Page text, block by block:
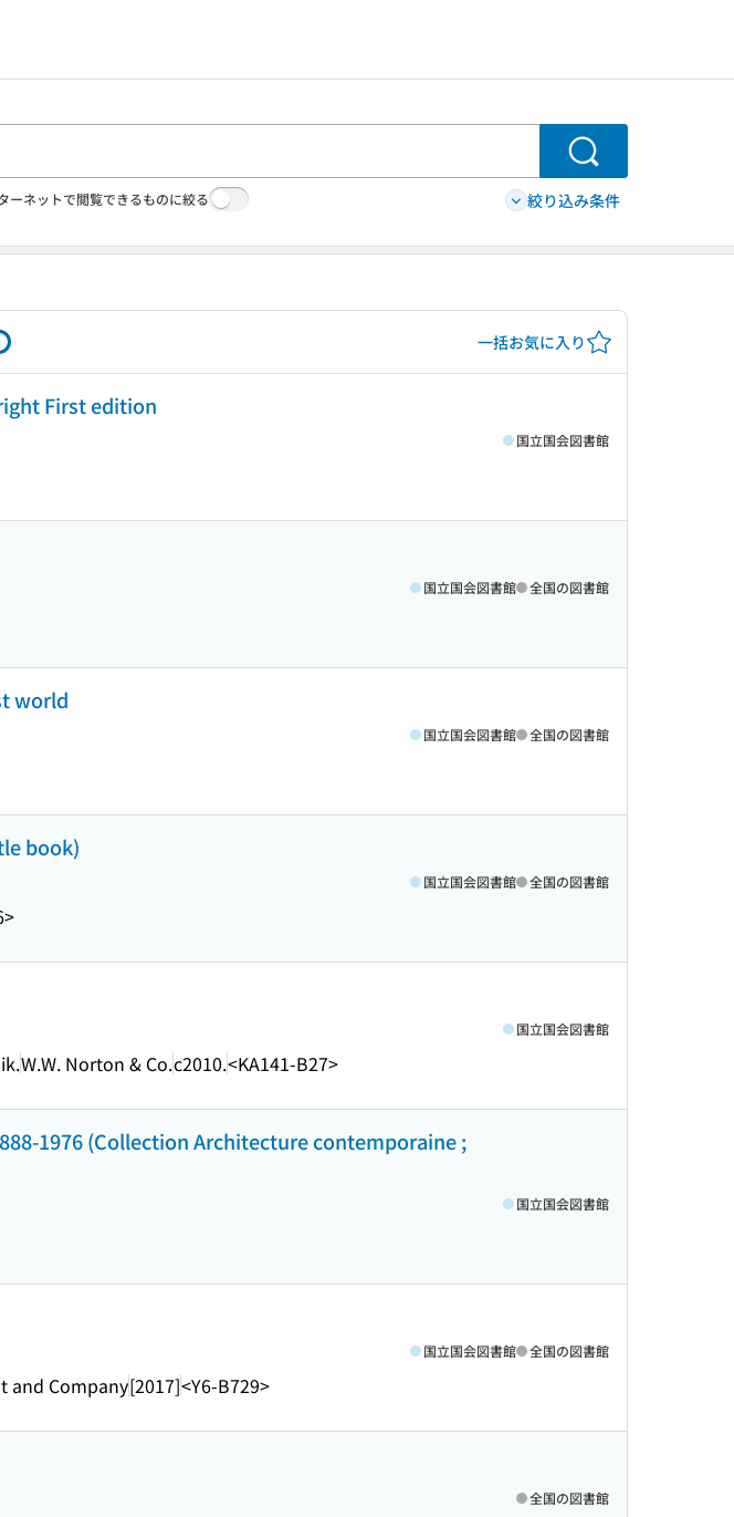
検索
ーネットで閲覧できるものに絞る 絞り込み条件
一括お気に入り
First edition
国立国会図書館
国立国会図書館 全国の図書館
world
国立国会図書館 全国の図書館
book)
国立国会図書館 全国の図書館
W.W. Norton & Co.c2010.<KA141-B27>
国立国会図書館
1976 (Collection Architecture contemporaine ;
国立国会図書館
and Company[2017]<Y6-B729>
国立国会図書館 全国の図書館
全国の図書館